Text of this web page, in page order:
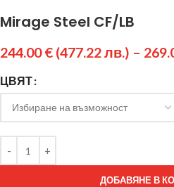
Mirage Steel CF/LB
244.00€ (477.22 лв.) –
ЦВЯТ
ДОБАВЯНЕ В